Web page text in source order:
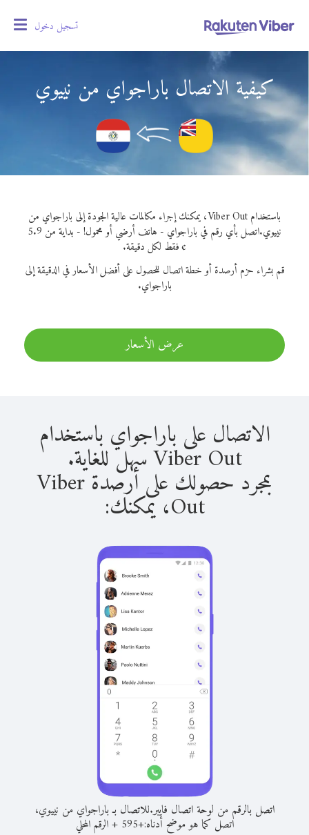
تسجيل دخول
كيفية الاتصال باراجواي من نييوي
باستخدام Viber Out، يمكنك إجراء مكالمات عالية الجودة إلى باراجواي من
نييوي.
اتصل بأي رقم في باراجواي - هاتف أرضي أو محمول! - بداية من 5.9
¢ فقط لكل دقيقة.
قم بشراء حزم أرصدة أو خطة اتصال للحصول على أفضل الأسعار في الدقيقة إلى
باراجواي.
عرض الأسعار
الاتصال على باراجواي باستخدام
Viber Out سهل للغاية.
بمجرد حصولك على أرصدة Viber
Out، يمكنك:
اتصل بالرقم من لوحة اتصال فايبر.للاتصال بـ باراجواي من نييوي،
اتصل كما هو موضح أدناه:+
595
+الرقم المحلي